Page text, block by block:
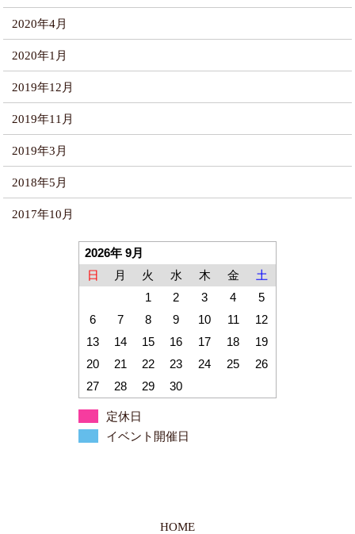
2020年4月
2020年1月
2019年12月
2019年11月
2019年3月
2018年5月
2017年10月
2026年 9月
日
月 火 水 木 金
土
1
2 3 4
5
6
7 8 9 10 11
12
13
14 15 16 17 18
19
20
21 22 23 24 25
26
27
28 29 30
定休日
イベント開催日
HOME